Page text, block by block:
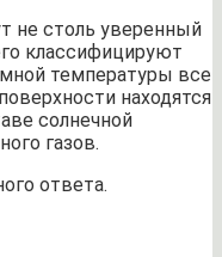
не столь уверенный
классифицируют
температуры все
находятся
солнечной
газов.
ответа.